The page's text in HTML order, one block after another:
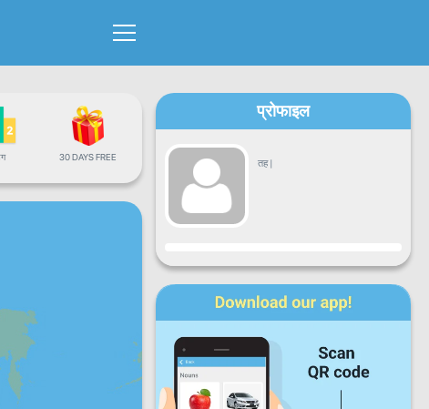
30 DAYS FREE
प्रोफाइल
तह|
प्रगति
सोमबार बुधबार बिहिबार